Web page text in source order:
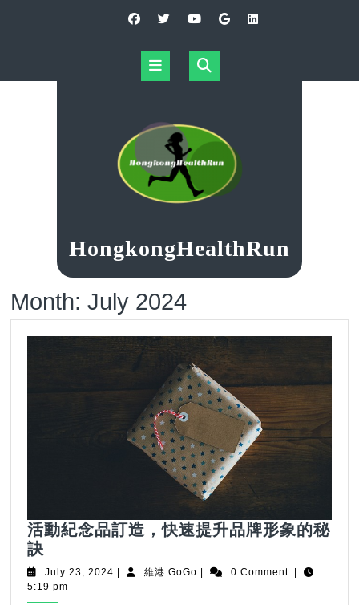
Open
HongkongHealthRun
Month:July 2024
活動紀念品訂造，快速提升品牌形象的秘
訣
動
紀
July 23, 2024 July
| 維港 GoGo 維| 0 Comment |
5:19 pm